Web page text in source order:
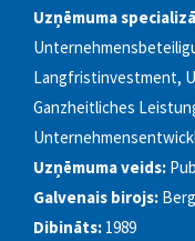
Uzņēmuma
Langfristinvestment,
Ganzheitliches
Uzņēmuma veids:
Galvenais birojs:
Dibināts: 1989